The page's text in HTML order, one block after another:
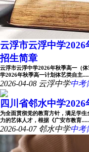
云浮市云浮中学
招生简章
云浮市云浮中学2026年秋季高一（
学2026年秋季高一计划体艺类自主
2026-04-08 云浮中学中考
四川省邻水中学
为全面贯彻党的教育方针，满足学
力的艺体人才，根据《广安市教育
2026-04-07 邻水中学中考